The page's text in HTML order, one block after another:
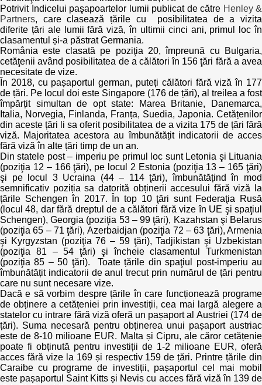
Aplică la BUNELE PRACTICI
Transparența întreprinderilor de stat
Cele mai bune și cele mai proaste politici locale din
Moldova
Democrația, independența și transparența instituțiilor
publice-cheie din Moldova
Achiziții publice
Achizițiile publice în vizorul societății civile
Potrivit Indicelui paşapoartelor lumii publicat de către Henley &
Partners, care clasează țările cu posibilitatea de a vizita
diferite țări ale lumii fără viză, în ultimii cinci ani, primul loc în
clasamentul și-a păstrat Germania.
România este clasată pe poziţia 20, împreună cu Bulgaria,
cetăţenii având posibilitatea de a călători în 156 ţări fără a avea
necesitate de vize.
În 2018, cu pașaportul german, puteți călători fără viză în 177
de țări. Pe locul doi este Singapore (176 de țări), al treilea a fost
împărțit simultan de opt state: Marea Britanie, Danemarca,
Italia, Norvegia, Finlanda, Franța, Suedia, Japonia. Cetățenilor
din aceste țări li sa oferit posibilitatea de a vizita 175 de țări fără
viză. Majoritatea acestora au îmbunătățit indicatorii de acces
fără viză în alte țări timp de un an.
Din statele post – imperiu pe primul loc sunt Letonia şi Lituania
(poziţia 12 – 166 ţări), pe locul 2 Estonia (poziţia 13 – 165 ţări)
şi pe locul 3 Ucraina (44 – 114 ţări), îmbunătățind în mod
semnificativ poziția sa datorită obținerii accesului fără viză la
țările Schengen în 2017. În top 10 ţări sunt Federaţia Rusă
(locul 48, dar fără dreptul de a călători fără vize în UE şi spaţiul
Schengen), Georgia (poziţia 53 – 99 ţări), Kazahstan şi Belarus
(poziţia 65 – 71 ţări), Azerbaidjan (poziţia 72 – 63 ţări), Armenia
şi Kyrgyzstan (poziţia 76 – 59 ţări), Tadjikistan şi Uzbekistan
(poziţia 81 – 54 ţări) şi încheie clasamentul Turkmenistan
(poziţia 85 – 50 ţări). Toate țările din spaţiul post-imperiu au
îmbunătățit indicatorii de anul trecut prin numărul de țări pentru
care nu sunt necesare vize.
Dacă e să vorbim despre țările în care funcționează programe
de obținere a cetățeniei prin investiții, cea mai largă alegere a
statelor cu intrare fără viză oferă un pașaport al Austriei (174 de
țări). Suma necesară pentru obținerea unui pașaport austriac
este de 8-10 milioane EUR. Malta și Cipru, ale căror cetățenie
poate fi obținută pentru investiții de 1-2 milioane EUR, oferă
acces fără vize la 169 și respectiv 159 de țări. Printre țările din
Caraibe cu programe de investiții, pașaportul cel mai mobil
este pașaportul Saint Kitts și Nevis cu acces fără viză în 139 de